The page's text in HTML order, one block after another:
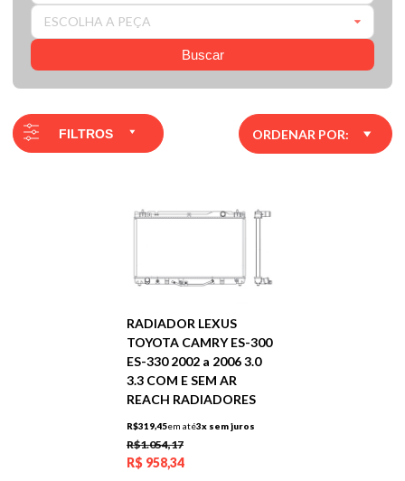
ESCOLHA A PEÇA
Buscar
FILTROS ORDENAR POR:
RADIADOR LEXUS
TOYOTA CAMRY ES-300
ES-330 2002 a 2006 3.0
3.3 COM E SEM AR
REACH RADIADORES
R$319,45em até3x sem juros
R$1.054,17
R$ 958,34